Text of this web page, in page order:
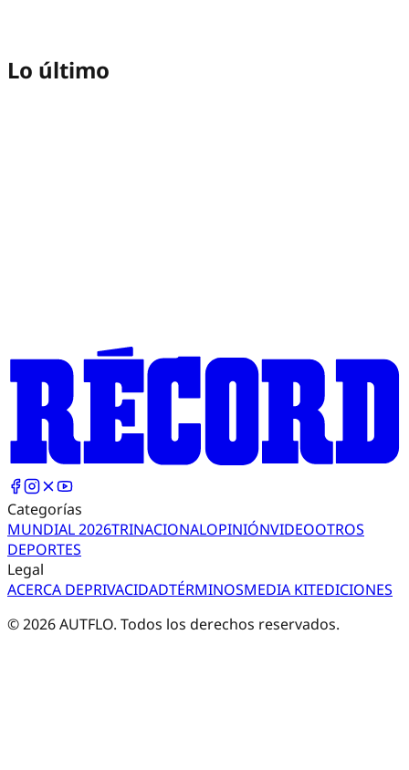
Lo último
Categorías
MUNDIAL 2026TRINACIONALOPINIÓNVIDEOOTROS
DEPORTES
Legal
ACERCA DEPRIVACIDADTÉRMINOSMEDIA KITEDICIONES
©2026AUTFLO. Todos los derechos reservados.